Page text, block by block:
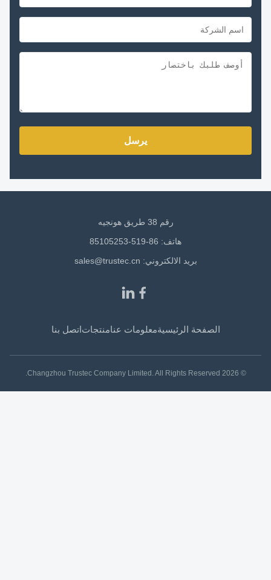
يرسل
هاتف: 86-519-85105253
بريد الالكتروني: sales@trustec.cn
الصفحة الرئيسيةمعلومات عنامنتجاتاتصل بنا